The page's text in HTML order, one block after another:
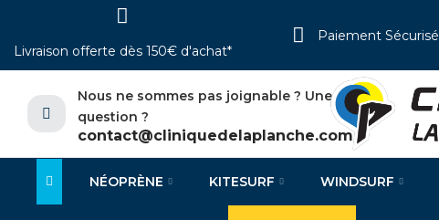
Livraison offerte dès 150€ d'achat*
Paiement Sécurisé
Nous ne sommes pas joignable ? Une
question ?
contact@cliniquedelaplanche.com
NÉOPRÈNE KITESURF WINDSURF